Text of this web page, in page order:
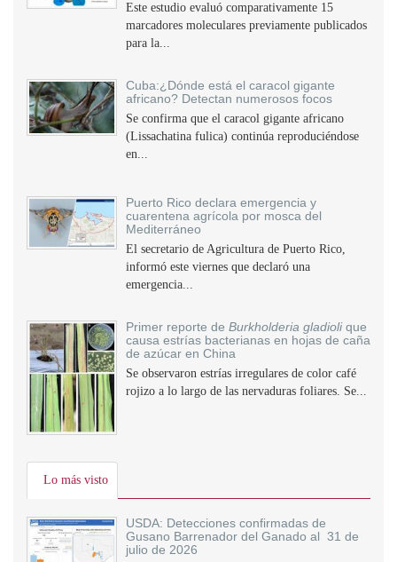
Este estudio evaluó comparativamente 15
marcadores moleculares previamente publicados
para la...
Cuba:¿Dónde está el caracol gigante
africano? Detectan numerosos focos
Se confirma que el caracol gigante africano
(Lissachatina fulica) continúa reproduciéndose
en...
Puerto Rico declara emergencia y
cuarentena agrícola por mosca del
Mediterráneo
El secretario de Agricultura de Puerto Rico,
informó este viernes que declaró una
emergencia...
Primer reporte de Burkholderia gladiolique
causa estrías bacterianas en hojas de caña
de azúcar en China
Se observaron estrías irregulares de color café
rojizo a lo largo de las nervaduras foliares. Se...
Lo más visto
USDA: Detecciones confirmadas de
Gusano Barrenador del Ganado al 31 de
julio de 2026